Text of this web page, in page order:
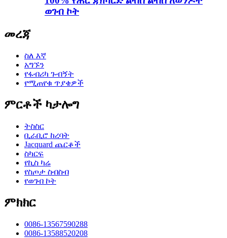
ወገብ ኮት
መረጃ
ስለ እኛ
አግኙን
የፋብሪካ ጉብኝት
የሚጠየቁ ጥያቄዎች
ምርቶች ካታሎግ
ትስስር
ቢራቢሮ ከረባት
Jacquard ጨርቆች
ስካርፍ
የኪስ ካሬ
የስጦታ ስብስብ
የወገብ ኮት
ምክክር
0086-13567590288
0086-13588520208